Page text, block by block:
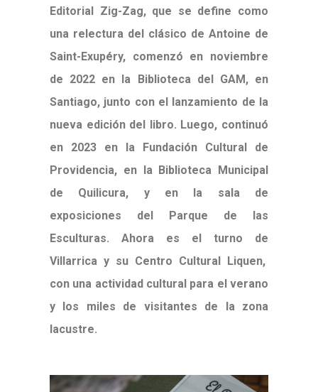
Editorial Zig-Zag, que se define como
una relectura del clásico de Antoine de
Saint-Exupéry, comenzó en noviembre
de 2022 en la Biblioteca del GAM, en
Santiago, junto con el lanzamiento de la
nueva edición del libro. Luego, continuó
en 2023 en la Fundación Cultural de
Providencia, en la Biblioteca Municipal
de Quilicura, y en la sala de
exposiciones del Parque de las
Esculturas. Ahora es el turno de
Villarrica y su Centro Cultural Liquen,
con una actividad cultural para el verano
y los miles de visitantes de la zona
lacustre.